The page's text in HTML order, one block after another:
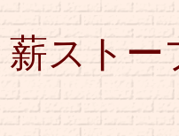
薪ストー